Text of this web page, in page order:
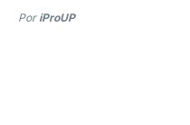
Por iProUP